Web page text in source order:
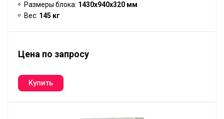
Размеры блока: 1430x940x320 мм
Вес: 145 кг
Цена по запросу